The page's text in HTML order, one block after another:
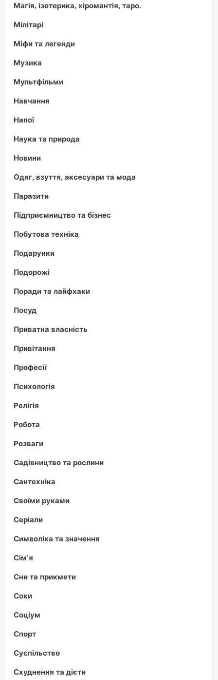
Магія, ізотерика, хіромантія, таро.
Мілітарі
Міфи та легенди
Музика
Мультфільми
Навчання
Напої
Наука та природа
Новини
Одяг, взуття, аксесуари та мода
Паразити
Підприємництво та бізнес
Побутова техніка
Подарунки
Подорожі
Поради та лайфхаки
Посуд
Приватна власність
Привітання
Професії
Психологія
Релігія
Робота
Розваги
Садівництво та рослини
Сантехніка
Своїми руками
Серіали
Символіка та значення
Сім'я
Сни та прикмети
Соки
Соціум
Спорт
Суспільство
Схуднення та дієти